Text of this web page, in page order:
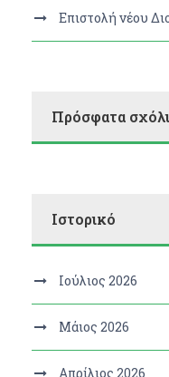
Επιστολή νέου
Πρόσφατα
Ιστορικό
Ιούλιος 2026
Μάιος 2026
Απρίλιος 2026